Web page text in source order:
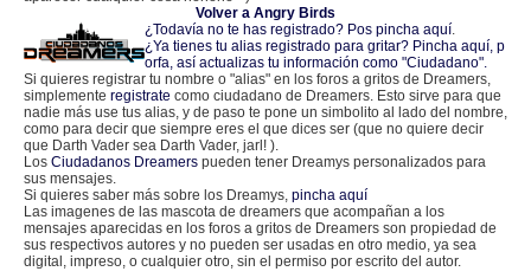
Volver a Angry Birds
¿Todavía no te has registrado? Pos pincha aquí.
¿Ya tienes tu alias registrado para gritar? Pincha aquí, p
orfa, así actualizas tu información como "Ciudadano".
Si quieres registrar tu nombre o "alias" en los foros a gritos de Dreamers,
simplemente registrate como ciudadano de Dreamers. Esto sirve para que
nadie más use tus alias, y de paso te pone un simbolito al lado del nombre,
como para decir que siempre eres el que dices ser (que no quiere decir
que Darth Vader sea Darth Vader, jarl! ).
Los Ciudadanos Dreamers pueden tener Dreamys personalizados para
sus mensajes.
Si quieres saber más sobre los Dreamys, pincha aquí
Las imagenes de las mascota de dreamers que acompañan a los
mensajes aparecidas en los foros a gritos de Dreamers son propiedad de
sus respectivos autores y no pueden ser usadas en otro medio, ya sea
digital, impreso, o cualquier otro, sin el permiso por escrito del autor.